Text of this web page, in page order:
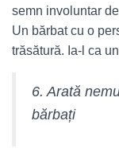
semn involuntar
Un bărbat cu o
trăsătură. Ia-l ca
6. Arată
bărbați